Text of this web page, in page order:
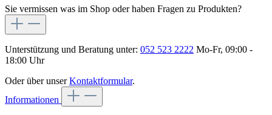
Sie vermissen was im Shop oder haben Fragen zu Produkten?
Unterstützung und Beratung unter: 052 523 2222 Mo-Fr, 09:00 -
18:00 Uhr
Oder über unserKontaktformular.
Informationen